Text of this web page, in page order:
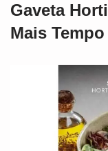
Gaveta
Mais Tempo